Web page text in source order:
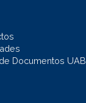
Documentos UAB